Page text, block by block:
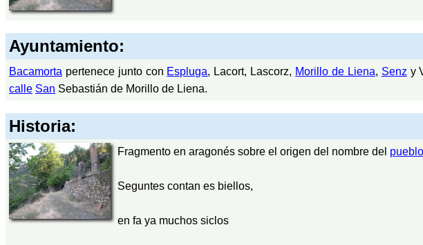
Ayuntamiento:
Bacamorta pertenece junto con Espluga, Lacort, Lascorz, Morillo de Liena, Senz y
calle San Sebastián de Morillo de Liena.
Historia:
Fragmento en aragonés sobre el origen del nombre del pueblo
Seguntes contan es biellos,
en fa ya muchos siclos